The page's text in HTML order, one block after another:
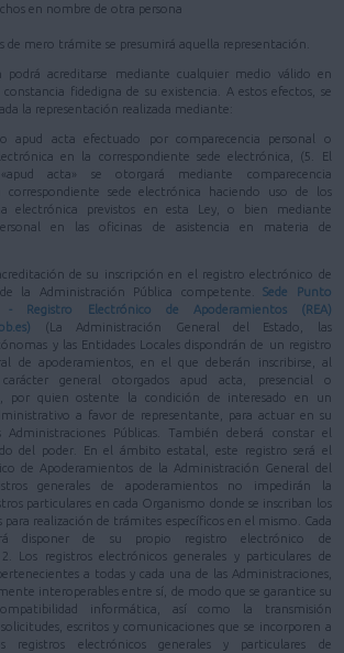
en nombre de otra persona
de mero trámite se presumirá aquella representación.
podrá acreditarse mediante cualquier medio válido en
constancia fidedigna de su existencia. A estos efectos, se
la representación realizada mediante:
apud acta efectuado por comparecencia personal o
en la correspondiente sede electrónica, (5. El
acta» se otorgará mediante comparecencia
sede electrónica haciendo uso de los
electrónica previstos en esta Ley, o bien mediante
en las oficinas de asistencia en materia de
de su inscripción en el registro electrónico de
de la Administración Pública competente.Sede Punto
- Registro Electrónico de Apoderamientos (REA)
(La Administración General del Estado, las
y las Entidades Locales dispondrán de un registro
de apoderamientos, en el que deberán inscribirse, al
general otorgados apud acta, presencial o
por quien ostente la condición de interesado en un
a favor de representante, para actuar en su
Públicas. También deberá constar el
del poder. En el ámbito estatal, este registro será el
de Apoderamientos de la Administración General del
generales de apoderamientos no impedirán la
particulares en cada Organismo donde se inscriban los
para realización de trámites específicos en el mismo. Cada
disponer de su propio registro electrónico de
Los registros electrónicos generales y particulares de
a todas y cada una de las Administraciones,
interoperables entre sí, de modo que se garantice su
informática, así como la transmisión
escritos y comunicaciones que se incorporen a
registros electrónicos generales y particulares de